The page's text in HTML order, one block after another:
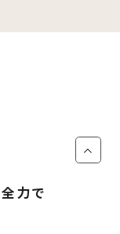
力で